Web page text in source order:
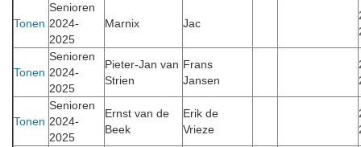
Tonen
Senioren
2024-
2025
Marnix Jac
Tonen
Senioren
2024-
2025
Pieter-Jan van
Strien
Frans
Jansen
Tonen
Senioren
2024-
2025
Ernst van de
Beek
Erik de
Vrieze